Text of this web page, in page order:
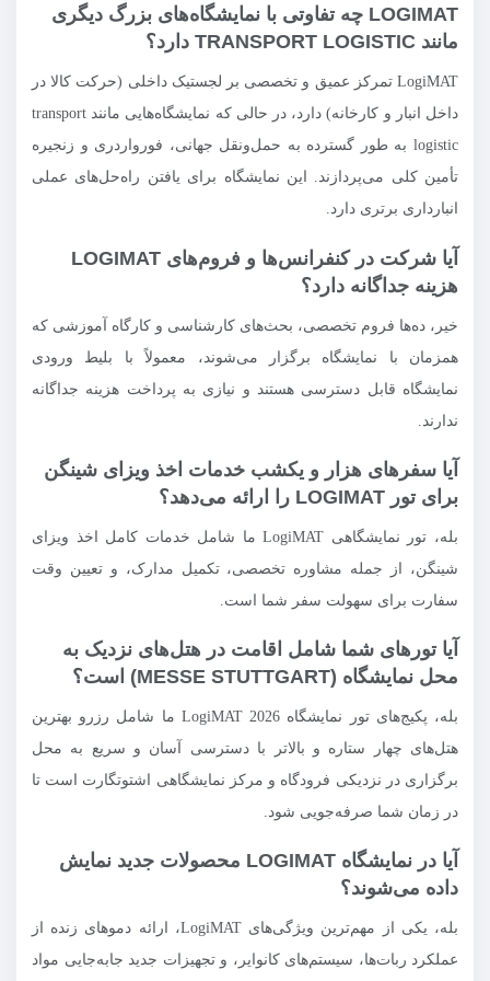
LOGIMAT چه تفاوتی با نمایشگاه‌های بزرگ دیگری
مانند TRANSPORT LOGISTIC دارد؟
LogiMAT تمرکز عمیق و تخصصی بر لجستیک داخلی (حرکت کالا در
داخل انبار و کارخانه) دارد، در حالی که نمایشگاه‌هایی مانند transport
logistic به طور گسترده به حمل‌ونقل جهانی، فورواردری و زنجیره
تأمین کلی می‌پردازند. این نمایشگاه برای یافتن راه‌حل‌های عملی
انبارداری برتری دارد.
آیا شرکت در کنفرانس‌ها و فروم‌های LOGIMAT
هزینه جداگانه دارد؟
خیر، ده‌ها فروم تخصصی، بحث‌های کارشناسی و کارگاه آموزشی که
همزمان با نمایشگاه برگزار می‌شوند، معمولاً با بلیط ورودی
نمایشگاه قابل دسترسی هستند و نیازی به پرداخت هزینه جداگانه
ندارند.
آیا سفرهای هزار و یکشب خدمات اخذ ویزای شینگن
برای تور LOGIMAT را ارائه می‌دهد؟
بله، تور نمایشگاهی LogiMAT ما شامل خدمات کامل اخذ ویزای
شینگن، از جمله مشاوره تخصصی، تکمیل مدارک، و تعیین وقت
سفارت برای سهولت سفر شما است.
آیا تورهای شما شامل اقامت در هتل‌های نزدیک به
محل نمایشگاه (MESSE STUTTGART) است؟
بله، پکیج‌های تور نمایشگاه LogiMAT 2026 ما شامل رزرو بهترین
هتل‌های چهار ستاره و بالاتر با دسترسی آسان و سریع به محل
برگزاری در نزدیکی فرودگاه و مرکز نمایشگاهی اشتوتگارت است تا
در زمان شما صرفه‌جویی شود.
آیا در نمایشگاه LOGIMAT محصولات جدید نمایش
داده می‌شوند؟
بله، یکی از مهم‌ترین ویژگی‌های LogiMAT، ارائه دموهای زنده از
عملکرد ربات‌ها، سیستم‌های کانوایر، و تجهیزات جدید جابه‌جایی مواد